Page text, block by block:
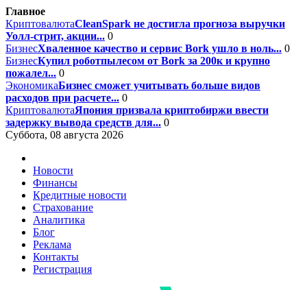
Главное
КриптовалютаCleanSpark не достигла прогноза выручки
Уолл-стрит, акции... 0
БизнесХваленное качество и сервис Bork ушло в ноль... 0
БизнесКупил роботпылесом от Bork за 200к и крупно
пожалел... 0
ЭкономикаБизнес сможет учитывать больше видов
расходов при расчете... 0
КриптовалютаЯпония призвала криптобиржи ввести
задержку вывода средств для... 0
Суббота, 08 августа 2026
Новости
Финансы
Кредитные новости
Страхование
Аналитика
Блог
Реклама
Контакты
Регистрация